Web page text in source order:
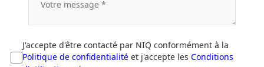
J'accepte d'être contacté par NIQ conformément à la
Politique de confidentialité et j'accepte les Conditions